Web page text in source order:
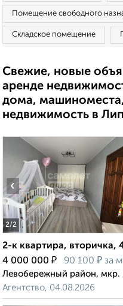
Помещение свободного
Складское помещение
Свежие, новые
аренде
дома,
недвижимость в
2/2
‹
2-к квартира, вторичка,
4 000 000 ₽ 90 100 ₽ за
Левобережный район, мкр.
Агентство, 04.08.2026